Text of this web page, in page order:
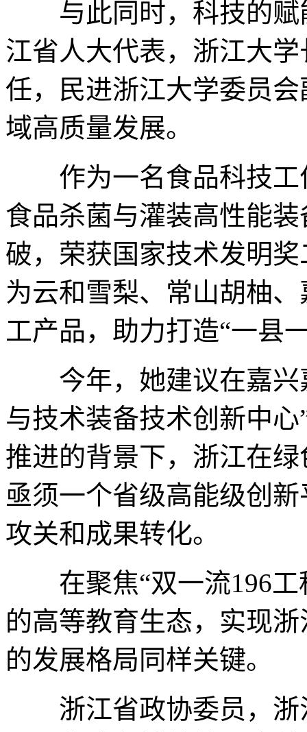
与此同时，科技的赋
江省人大代表，浙江大
任，民进浙江大学委员
域高质量发展。
作为一名食品科技工
食品杀菌与灌装高性能
破，荣获国家技术发明
为云和雪梨、常山胡柚
工产品，助力打造“一县
今年，她建议在嘉兴
与技术装备技术创新中
推进的背景下，浙江在
亟须一个省级高能级创
攻关和成果转化。
在聚焦“双一流196工
的高等教育生态，实现
的发展格局同样关键。
浙江省政协委员，浙